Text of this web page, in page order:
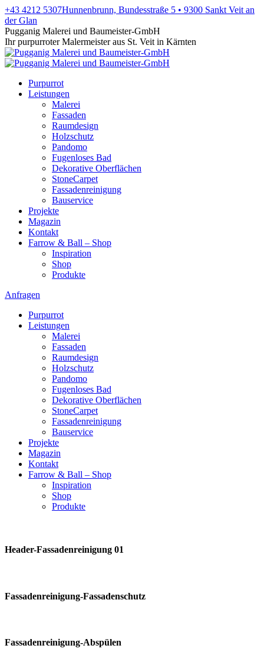
Zum
Inhalt
springen
+43 4212 5307Hunnenbrunn, Bundesstraße 5 • 9300 Sankt Veit an
der Glan
Facebook
page
opens
in
window
X
page
opens
in
window
Instagram
page
opens
in
window
YouTube
page
opens
in
window
Pugganig Malerei und Baumeister-GmbH
Ihr purpurroter Malermeister aus St. Veit in Kärnten
Purpurrot
Leistungen
Malerei
Fassaden
Raumdesign
Holzschutz
Pandomo
Fugenloses Bad
Dekorative Oberflächen
StoneCarpet
Fassadenreinigung
Bauservice
Projekte
Magazin
Kontakt
Farrow & Ball – Shop
Inspiration
Shop
Produkte
Anfragen
Purpurrot
Leistungen
Malerei
Fassaden
Raumdesign
Holzschutz
Pandomo
Fugenloses Bad
Dekorative Oberflächen
StoneCarpet
Fassadenreinigung
Bauservice
Projekte
Magazin
Kontakt
Farrow & Ball – Shop
Inspiration
Shop
Produkte
Header-Fassadenreinigung 01
Fassadenreinigung-Fassadenschutz
Fassadenreinigung-Abspülen